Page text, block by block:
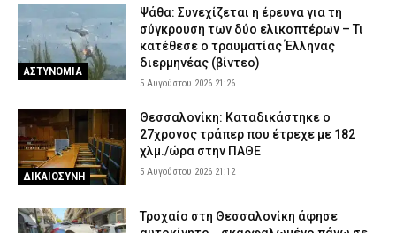
ΑΣΤΥΝΟΜΙΑ
Ψάθα: Συνεχίζεται η έρευνα για τη
σύγκρουση των δύο ελικοπτέρων – Τι
κατέθεσε ο τραυματίας Έλληνας
διερμηνέας (βίντεο)
5 Αυγούστου 2026 21:26
ΔΙΚΑΙΟΣΥΝΗ
Θεσσαλονίκη: Καταδικάστηκε ο
27χρονος τράπερ που έτρεχε με 182
χλμ./ώρα στην ΠΑΘΕ
5 Αυγούστου 2026 21:12
Τροχαίο στη Θεσσαλονίκη άφησε